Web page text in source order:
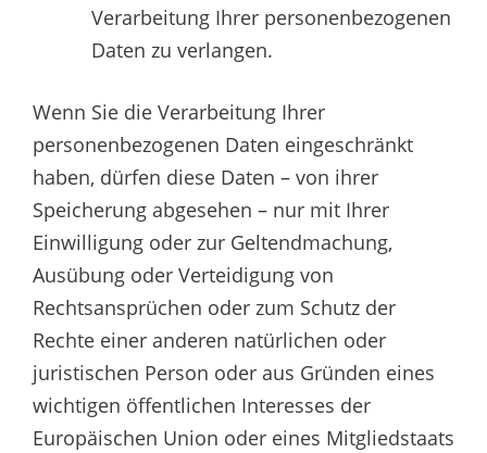
Verarbeitung Ihrer personenbezogenen
Daten zu verlangen.
Wenn Sie die Verarbeitung Ihrer
personenbezogenen Daten eingeschränkt
haben, dürfen diese Daten – von ihrer
Speicherung abgesehen – nur mit Ihrer
Einwilligung oder zur Geltendmachung,
Ausübung oder Verteidigung von
Rechtsansprüchen oder zum Schutz der
Rechte einer anderen natürlichen oder
juristischen Person oder aus Gründen eines
wichtigen öffentlichen Interesses der
Europäischen Union oder eines Mitgliedstaats